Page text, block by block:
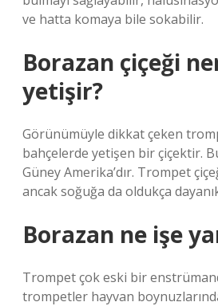
ve hatta komaya bile sokabilir.
Borazan çiçeği
yetişir?
Görünümüyle dikkat çeken
bahçelerde yetişen bir çiçektir.
Güney Amerika’dır. Trompet
ancak soğuğa da oldukça
Borazan ne işe
Trompet çok eski bir
trompetler hayvan